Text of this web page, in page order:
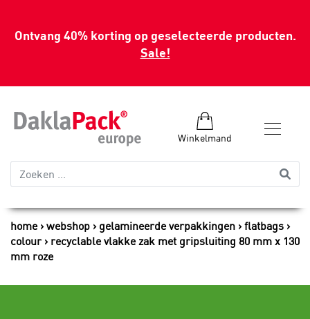
Ontvang 40% korting op geselecteerde producten.
Sale!
Winkelmand
home webshop gelamineerde verpakkingen
flatbags
colour
recyclable vlakke zak met gripsluiting 80 mm x 130
mm roze